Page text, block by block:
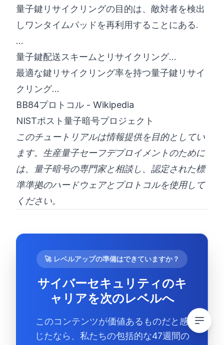
量子鍵リサイクリングの目的は、敵対者を検出
しワンタイムパッドを再利用することにある.
...
量子鍵配送スキームとリサイクリング...
最適な鍵リサイクリング率を持つ量子鍵リサイ
クリング...
BB84プロトコル - Wikipedia
NISTポスト量子暗号プロジェクト
このチュートリアルは情報提供を目的としてい
ます。生産量子セーフデプロイメントのために
は、量子暗号の専門家と相談し、認定された標
準準拠のハードウェアとプロトコルを使用して
ください。
🚀 レベルアップの準備はできていますか？
サイバーセキュリティのキ
ャリアを次のレベルへ
このコンテンツが価値あるものだと感
じたなら、私たちの包括的な47週間の